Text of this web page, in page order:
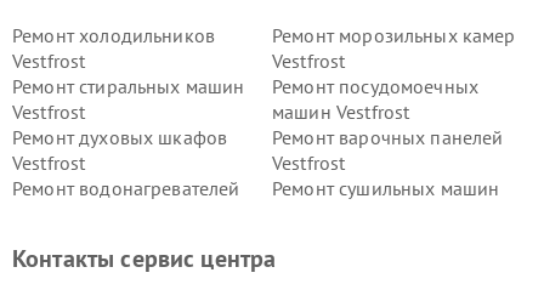
Ремонт холодильников
Vestfrost
Ремонт морозильных камер
Vestfrost
Ремонт стиральных машин
Vestfrost
Ремонт посудомоечных
машин Vestfrost
Ремонт духовых шкафов
Vestfrost
Ремонт варочных панелей
Vestfrost
Ремонт водонагревателей
Ремонт сушильных машин
Vestfrost
Контакты сервис центра